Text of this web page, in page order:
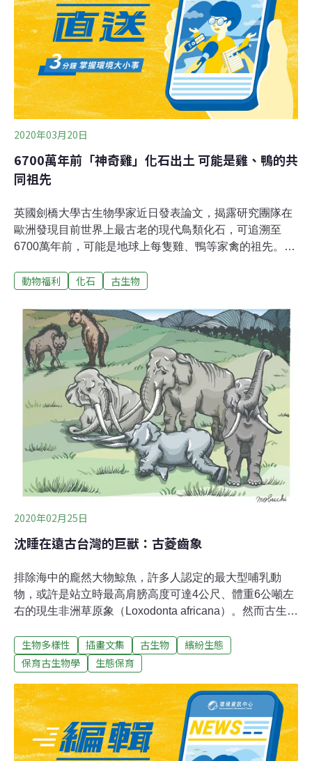
學理論，可以分析特定生物類群的分布情形，並評估其背
後的成因。例如以魚類耳石分類為基礎，能重建特定時空
的魚類群聚結構，除了可提供親緣關係假說的證據外，也
可對物種多樣性變遷等生態問題做出貢獻。
2020年03月20日
6700萬年前「神奇雞」化石出土 可能是雞、鴨的共
同祖先
英國劍橋大學古生物學家近日發表論文，揭露研究團隊在
歐洲發現目前世界上最古老的現代鳥類化石，可追溯至
6700萬年前，可能是地球上每隻雞、鴨等家禽的祖先。綜
境的一處採石場被發現，被專家正式稱為「Asteriornis
「神奇雞」，體型僅半隻綠頭鴨大，約400克重，過去可
能生活在海岸線上。專家依據骨頭特徵判斷，神奇雞化石
非常接近現代雞或鴨子群體的共同祖先。此外，由於化石
可追溯至6700萬年前，代表這種獨特的物種是生活在「白
堊紀滅絕」（恐龍大滅絕）發生之前。
動物福利 化石 古生物
2020年02月25日
沈睡在遠古台灣的巨獸：古菱齒象
排除海中的龐然大物鯨魚，許多人認定的最大型哺乳動
物，或許是站立時最高肩膀高度可達4公尺、體重6公噸左
右的現生非洲草原象（Loxodonta africana）。然而古生物
樣性，不只在形態上常常超乎我們的想像，體型上也存在
遠比現生非洲草原象大上許多的物種。現有紀錄中，要來
鼻目（也就是大家所熟知的大象類群），遠在2、3千萬年
前的漸新世有一類巨犀屬（Paraceratherium）犀牛，身高
可能高達5公尺、身長可能達10公尺、體重甚至可能高達
20公噸左右！2016年的一項新研究，特別針對眾多的大象
生物多樣性 插畫文集 古生物
繽紛生態
保育古生物學
生態保育